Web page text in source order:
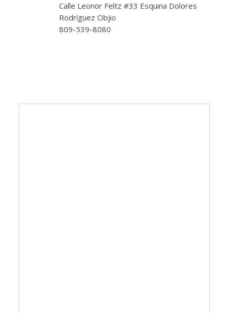
Calle Leonor Feltz #33 Esquina Dolores
Rodríguez Objio
809-539-8080